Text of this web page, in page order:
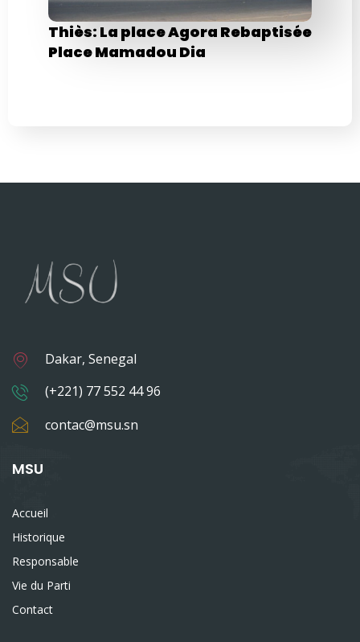
Thiès: La place Agora Rebaptisée
Place Mamadou Dia
Dakar, Senegal
(+221) 77 552 44 96
contac@msu.sn
MSU
Accueil
Historique
Responsable
Vie du Parti
Contact